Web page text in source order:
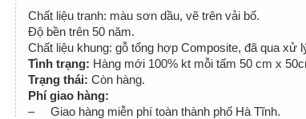
Chất liệu tranh: màu sơn dầu, vẽ trên vải bố.
Độ bền trên 50 năm.
Chất liệu khung: gỗ tổng hợp Composite, đã qua xử
Tình trạng: Hàng mới 100% kt mỗi tấm 50 cm x
Trạng thái: Còn hàng.
Phí giao hàng:
– Giao hàng miễn phí toàn thành phố Hà Tĩnh.